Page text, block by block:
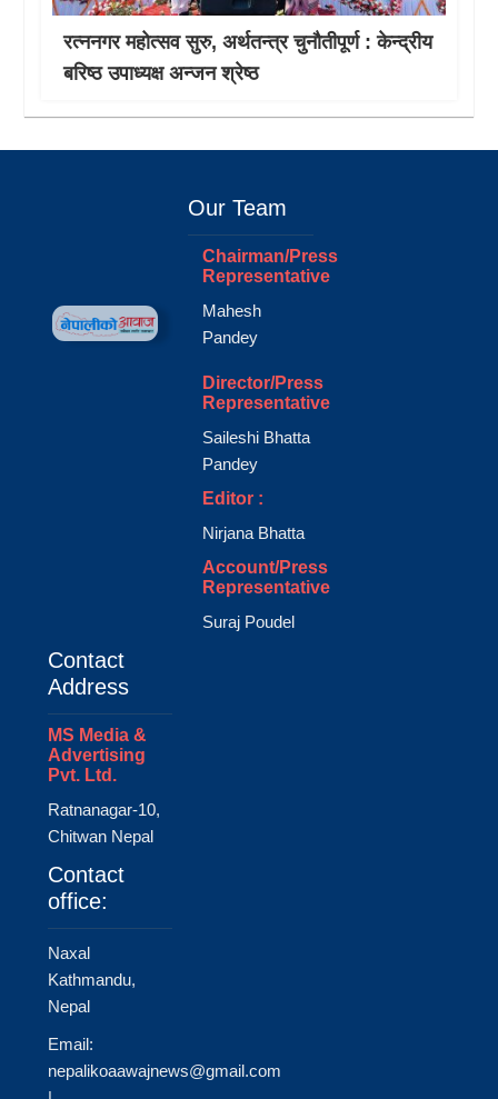
रत्ननगर महोत्सव सुरु, अर्थतन्त्र चुनौतीपूर्ण : केन्द्रीय
बरिष्ठ उपाध्यक्ष अन्जन श्रेष्ठ
Our Team
Chairman/Press
Representative
Mahesh
Pandey
Director/Press
Representative
Saileshi Bhatta
Pandey
Editor :
Nirjana Bhatta
Account/Press
Representative
Suraj Poudel
Contact
Address
MS Media &
Advertising
Pvt. Ltd.
Ratnanagar-10,
Chitwan Nepal
Contact
office:
Naxal
Kathmandu,
Nepal
Email:
nepalikoaawajnews@gmail.com